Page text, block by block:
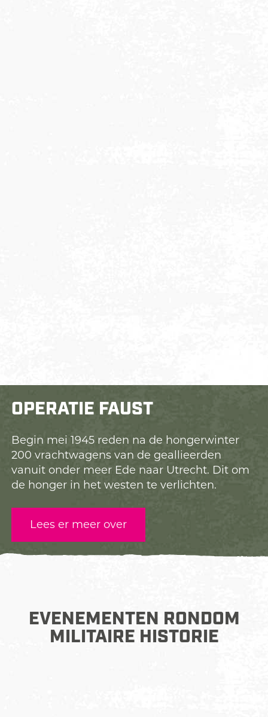
OPERATIE FAUST
Begin mei 1945 reden na de hongerwinter
200 vrachtwagens van de geallieerden
vanuit onder meer Ede naar Utrecht. Dit om
de honger in het westen te verlichten.
Lees er meer over
EVENEMENTEN RONDOM
MILITAIRE HISTORIE